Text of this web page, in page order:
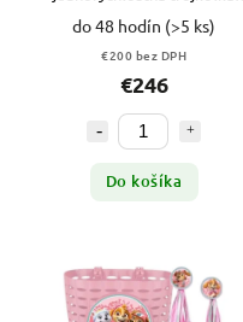
(oranžová) VYPR
do 48 hodín (>5 ks)
€200 bez DPH
€246
Do košíka